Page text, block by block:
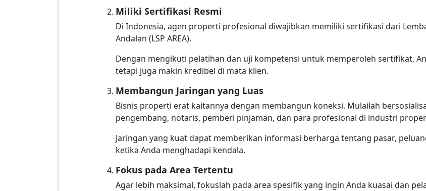
Miliki Sertifikasi Resmi
Di Indonesia, agen properti profesional diwajibkan memiliki sertifikasi dari
Andalan (LSP AREA).
Dengan mengikuti pelatihan dan uji kompetensi untuk memperoleh sertifikat,
tetapi juga makin kredibel di mata klien.
Membangun Jaringan yang Luas
Bisnis properti erat kaitannya dengan membangun koneksi. Mulailah
pengembang, notaris, pemberi pinjaman, dan para profesional di industri
Jaringan yang kuat dapat memberikan informasi berharga tentang pasar,
ketika Anda menghadapi kendala.
Fokus pada Area Tertentu
Agar lebih maksimal, fokuslah pada area spesifik yang ingin Anda kuasai dan